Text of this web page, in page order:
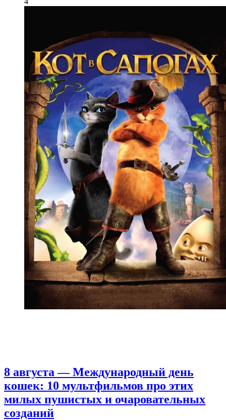
8 августа — Международный день
кошек: 10 мультфильмов про этих
милых пушистых и очаровательных
созданий